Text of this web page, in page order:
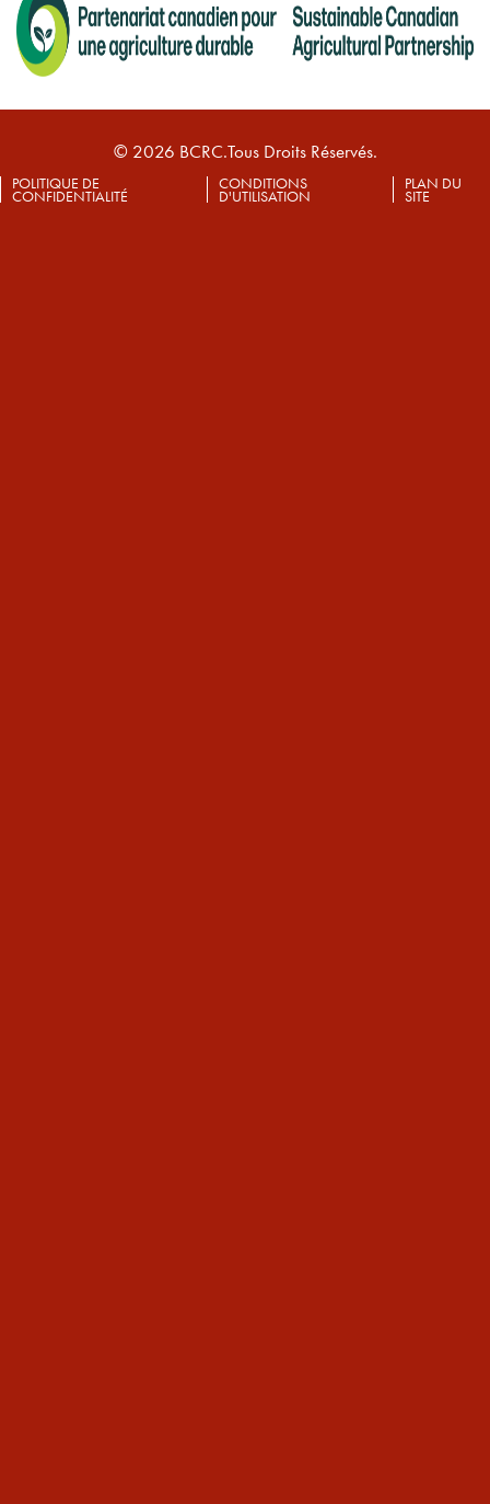
© 2026 BCRC.Tous Droits Réservés.
POLITIQUE DE
CONFIDENTIALITÉ
CONDITIONS
D'UTILISATION
PLAN DU
SITE